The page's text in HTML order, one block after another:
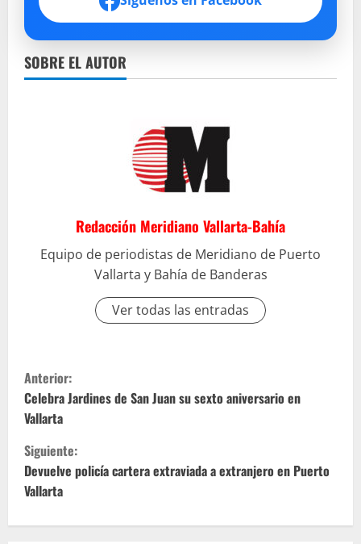
SOBRE EL AUTOR
Redacción Meridiano Vallarta-Bahía
Equipo de periodistas de Meridiano de Puerto
Vallarta y Bahía de Banderas
Ver todas las entradas
S
i
g
u
e
Anterior:
Celebra Jardines de San Juan su sexto aniversario en
Vallarta
Siguiente:
Devuelve policía cartera extraviada a extranjero en Puerto
Vallarta